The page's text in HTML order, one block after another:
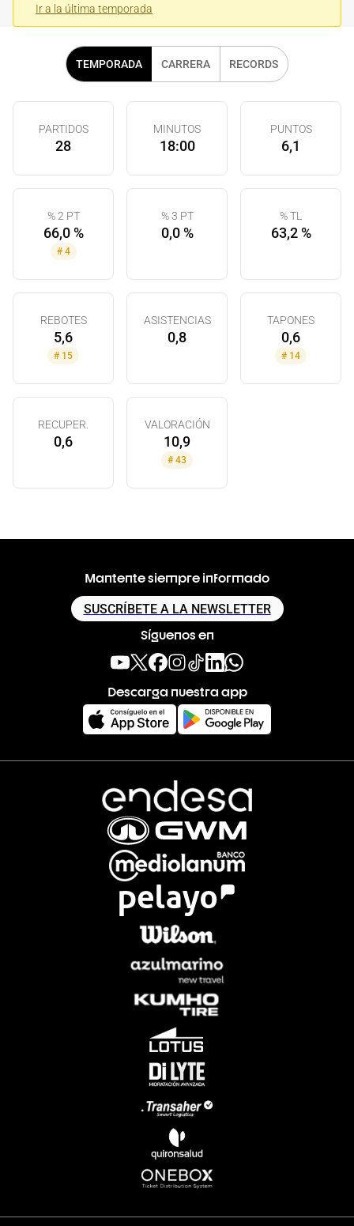
Ir a la última temporada
TEMPORADA CARRERA RECORDS
PARTIDOS
28
MINUTOS
18:00
PUNTOS
6,1
% 2 PT
66,0 %
# 4
% 3 PT
0,0 %
% TL
63,2 %
REBOTES
5,6
# 15
ASISTENCIAS
0,8
TAPONES
0,6
# 14
RECUPER.
0,6
VALORACIÓN
10,9
# 43
Mantente siempre informado
SUSCRÍBETE A LA NEWSLETTER
Síguenos en
Descarga nuestra app